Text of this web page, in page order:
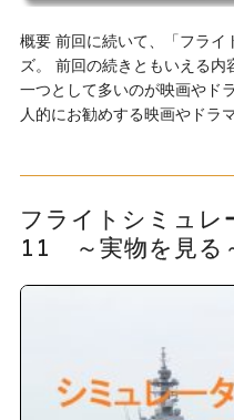
概要 前回に続いて、「フライ
ズ。 前回の続きともいえる
一つとして多いのが映画やド
人的にお勧めする映画やドラ
フライトシミュ
11 ～実物を見る